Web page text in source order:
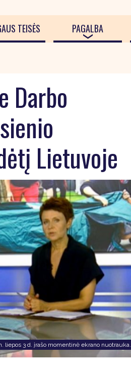
TEISĖS PAGALBA
Darbo
Lietuvoje
liepos 3 d. įrašo momentinė ekrano nuotrauka.